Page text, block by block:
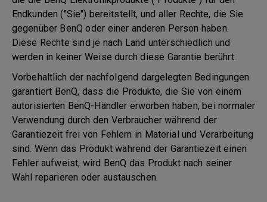
Endkunden ("Sie") bereitstellt, und aller Rechte, die Sie
gegenüber BenQ oder einer anderen Person haben.
Diese Rechte sind je nach Land unterschiedlich und
werden in keiner Weise durch diese Garantie berührt.
Vorbehaltlich der nachfolgend dargelegten Bedingungen
garantiert BenQ, dass die Produkte, die Sie von einem
autorisierten BenQ-Händler erworben haben, bei normaler
Verwendung durch den Verbraucher während der
Garantiezeit frei von Fehlern in Material und Verarbeitung
sind. Wenn das Produkt während der Garantiezeit einen
Fehler aufweist, wird BenQ das Produkt nach seiner
Wahl reparieren oder austauschen.